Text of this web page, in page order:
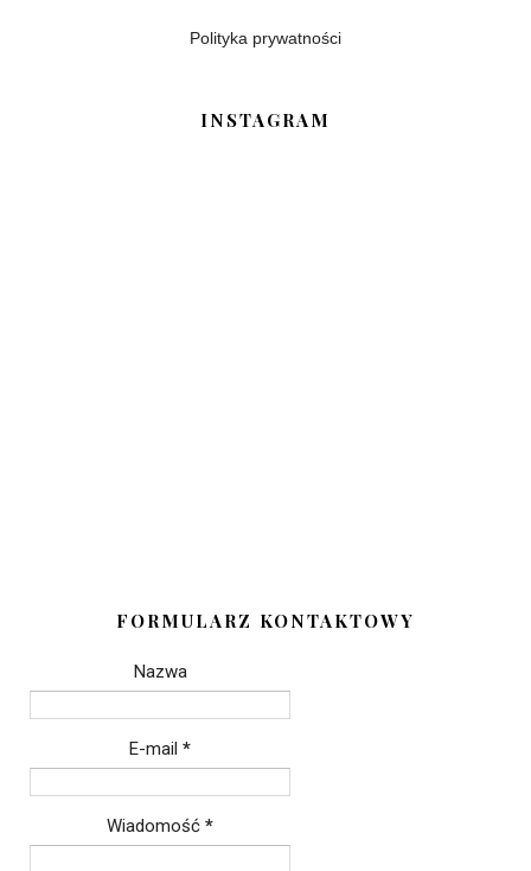
Polityka prywatności
INSTAGRAM
FORMULARZ KONTAKTOWY
Nazwa
E-mail *
Wiadomość *